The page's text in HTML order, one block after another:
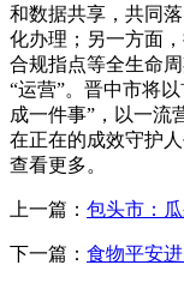
和数据共享，共同
化办理；另一方面
合规指点等全生命
“运营”。晋中市将
成一件事”，以一流
在正在的成效守护
查看更多。
上一篇： 包头市：
下一篇： 食物平安